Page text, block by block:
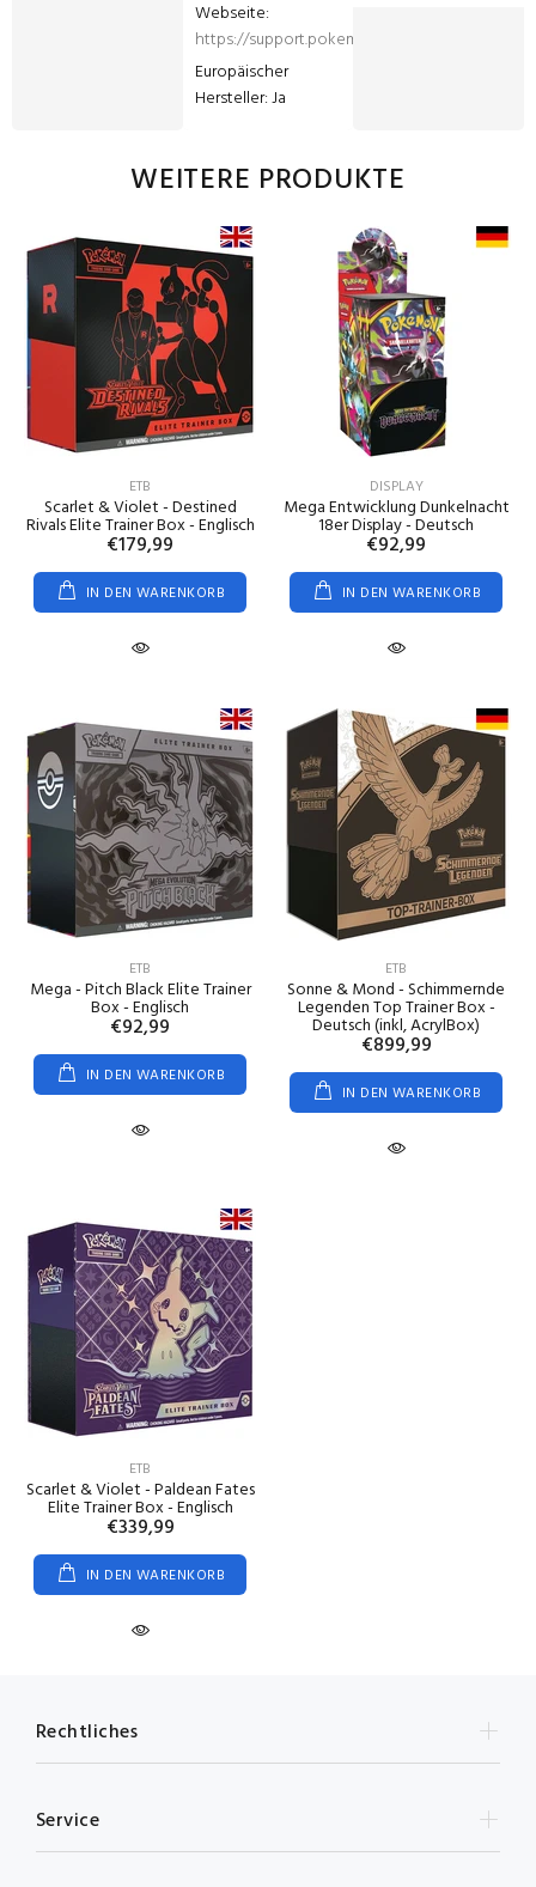
https://support.pokemon.com/hc/de
Europäischer
Hersteller: Ja
WEITERE PRODUKTE
ETB
Scarlet & Violet - Destined
Rivals Elite Trainer Box - Englisch
€179,99
IN DEN WARENKORB
DISPLAY
Mega Entwicklung Dunkelnacht
18er Display - Deutsch
€92,99
IN DEN WARENKORB
ETB
Mega - Pitch Black Elite Trainer
Box - Englisch
€92,99
IN DEN WARENKORB
ETB
Sonne & Mond - Schimmernde
Legenden Top Trainer Box -
Deutsch (inkl, AcrylBox)
€899,99
IN DEN WARENKORB
ETB
Scarlet & Violet - Paldean Fates
Elite Trainer Box - Englisch
€339,99
IN DEN WARENKORB
Rechtliches
Service